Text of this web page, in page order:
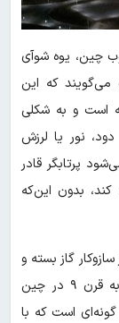
چین، یوه شوآی
می‌گویند که این
است و به شکلی
نور یا لرزش
پرتابگر قادر
بدون این‌که
گاز بسته و
جذب انرژی، از پیشرانش با باروت که ریشه آن به قرن ۹ در چین
است که با